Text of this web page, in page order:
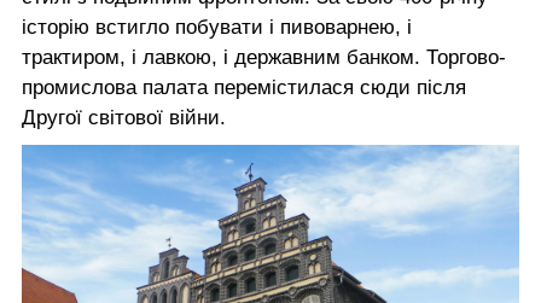
історію встигло побувати і пивоварнею, і
трактиром, і лавкою, і державним банком. Торгово-
промислова палата перемістилася сюди після
Другої світової війни.